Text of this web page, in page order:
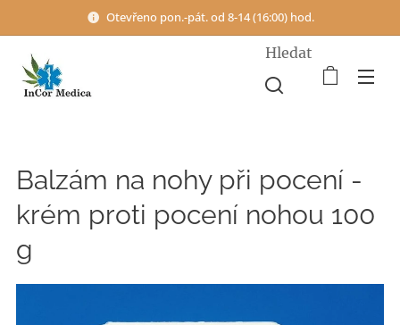
Otevřeno pon.-pát. od 8-14 (16:00) hod.
Hledat
Balzám na nohy při pocení -
krém proti pocení nohou 100
g